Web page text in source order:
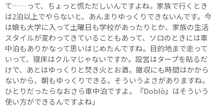
て……って、ちょっと慌ただしいんですよね。家族で行くとき
は2泊以上でやらないと、あんまりゆっくりできないんです。今
は娘も大学に入って土曜日も学校があったりとか、家族の生活
スタイルが変わってきていることもあって、ソロのときには車
中泊もありかなって思いはじめたんですね。目的地まで走って
いって、寝床はクルマじゃないですか。設営はタープを貼るだ
けで、あとはゆっくりと焚き火とお酒。撤収にも時間はかから
ないから、朝もゆっくりできる。そういうよさがありますね。
ひとりだったらなおさら車中泊ですよ。『Doblò』はそういう
使い方ができるんですよね」